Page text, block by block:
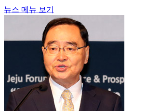
뉴스 메뉴 보기